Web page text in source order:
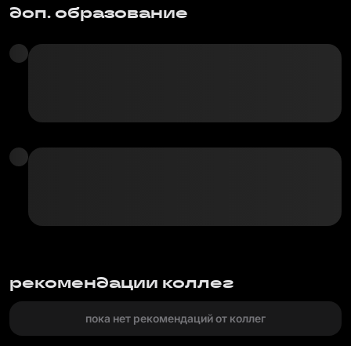
доп. образование
рекомендации коллег
пока нет рекомендаций от коллег